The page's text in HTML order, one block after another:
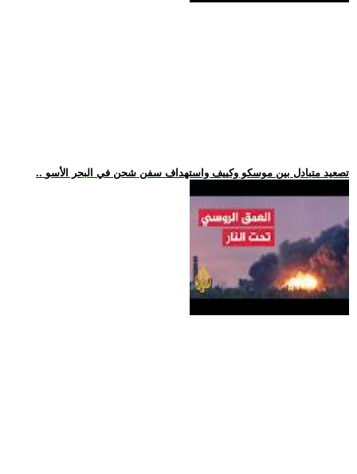
.. تصعيد متبادل بين موسكو وكييف واستهداف سفن شحن في البحر الأسو